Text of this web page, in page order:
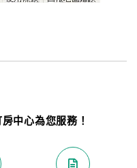
中心為您服務！